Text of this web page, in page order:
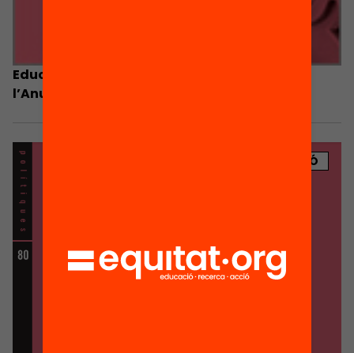
Educació Avui. Indicadors i propostes de
l’Anuari 2013
PUBLICACIÓ